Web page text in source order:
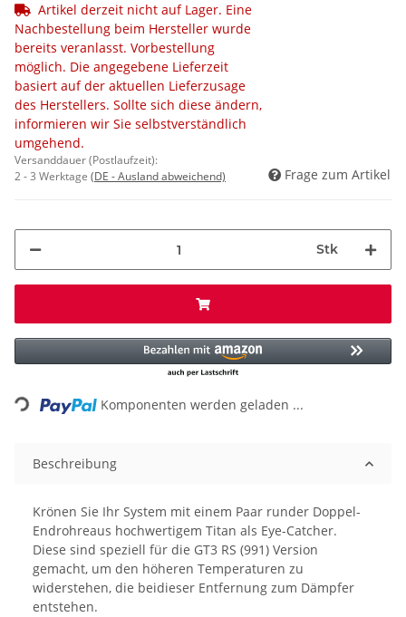
Artikel derzeit nicht auf Lager. Eine
Nachbestellung beim Hersteller wurde
bereits veranlasst. Vorbestellung
möglich. Die angegebene Lieferzeit
basiert auf der aktuellen Lieferzusage
des Herstellers. Sollte sich diese ändern,
informieren wir Sie selbstverständlich
umgehend.
Versanddauer (Postlaufzeit):
2 - 3 Werktage (DE - Ausland abweichend) Frage zum Artikel
Stk
Loading... Komponenten werden geladen ...
Beschreibung
Krönen Sie Ihr System mit einem Paar runder Doppel-
Endrohreaus hochwertigem Titan als Eye-Catcher.
Diese sind speziell für die GT3 RS (991) Version
gemacht, um den höheren Temperaturen zu
widerstehen, die beidieser Entfernung zum Dämpfer
entstehen.